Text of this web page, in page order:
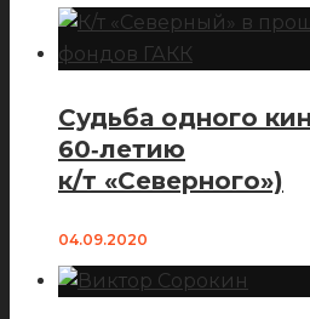
Судьба одного
60‑летию
к/т «Северного»)
04.09.2020